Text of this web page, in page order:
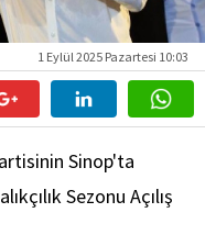
1 Eylül 2025 Pazartesi 10:03
Sinop'ta
Sezonu Açılış